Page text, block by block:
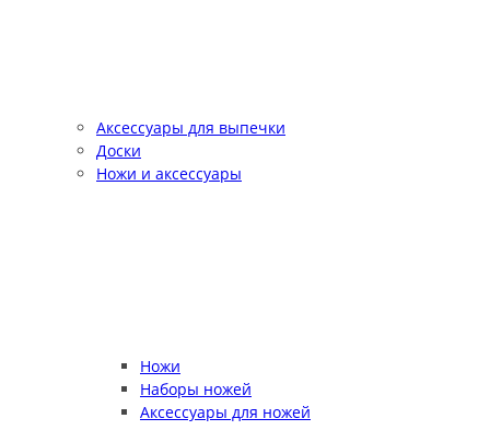
Аксессуары для выпечки
Доски
Ножи и аксессуары
Ножи
Наборы ножей
Аксессуары для ножей